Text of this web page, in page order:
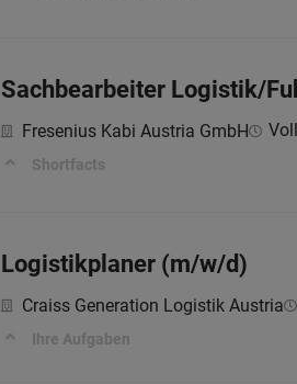
Sachbearbeiter Logistik/
Fresenius Kabi Austria GmbH
Shortfacts
Logistikplaner (m/w/d)
Craiss Generation Logistik Austria
Ihre Aufgaben